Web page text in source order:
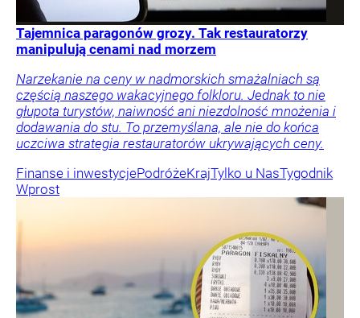
Tajemnica paragonów grozy. Tak restauratorzy
manipulują cenami nad morzem
Narzekanie na ceny w nadmorskich smażalniach są
częścią naszego wakacyjnego folkloru. Jednak to nie
głupota turystów, naiwność ani niezdolność mnożenia i
dodawania do stu. To przemyślana, ale nie do końca
uczciwa strategia restauratorów ukrywających ceny.
Finanse i inwestycjePodróżeKrajTylko u NasTygodnik
Wprost